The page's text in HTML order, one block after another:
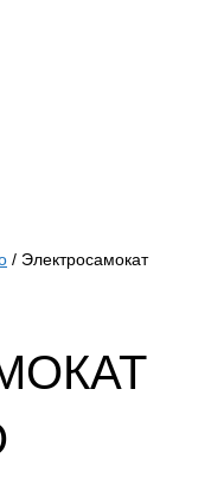
/ Электросамокат